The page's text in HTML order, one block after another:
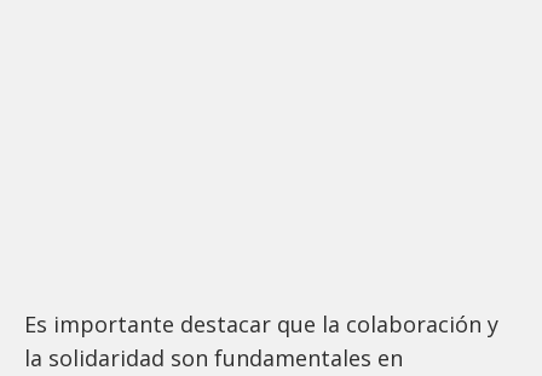
Es importante destacar que la colaboración y
la solidaridad son fundamentales en